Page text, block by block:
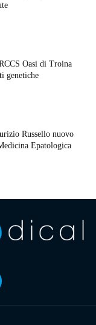
Oasi di Troina
genetiche
Russello nuovo
Epatologica